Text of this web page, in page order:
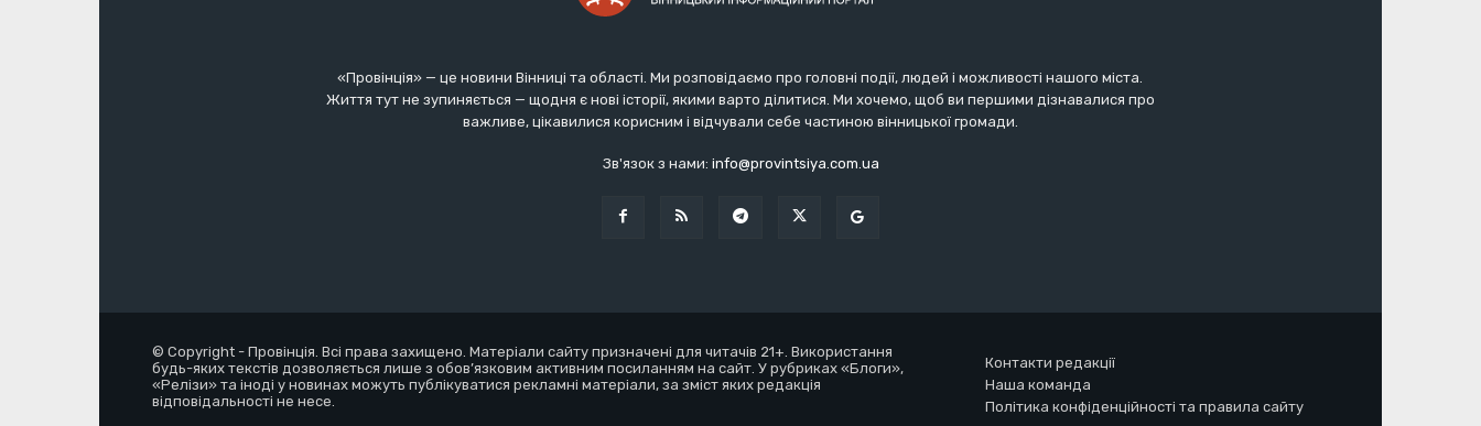
«Провінція» — це новини Вінниці та області. Ми розповідаємо про головні події, людей і можливості нашого міста.
Життя тут не зупиняється — щодня є нові історії, якими варто ділитися. Ми хочемо, щоб ви першими дізнавалися про
важливе, цікавилися корисним і відчували себе частиною вінницької громади.
Зв'язок з нами: info@provintsiya.com.ua
© Copyright - Провінція. Всі права захищено. Матеріали сайту призначені для читачів 21+. Використання
будь-яких текстів дозволяється лише з обов’язковим активним посиланням на сайт. У рубриках «Блоги»,
«Релізи» та іноді у новинах можуть публікуватися рекламні матеріали, за зміст яких редакція
відповідальності не несе.
Контакти редакції
Наша команда
Політика конфіденційності та правила сайту